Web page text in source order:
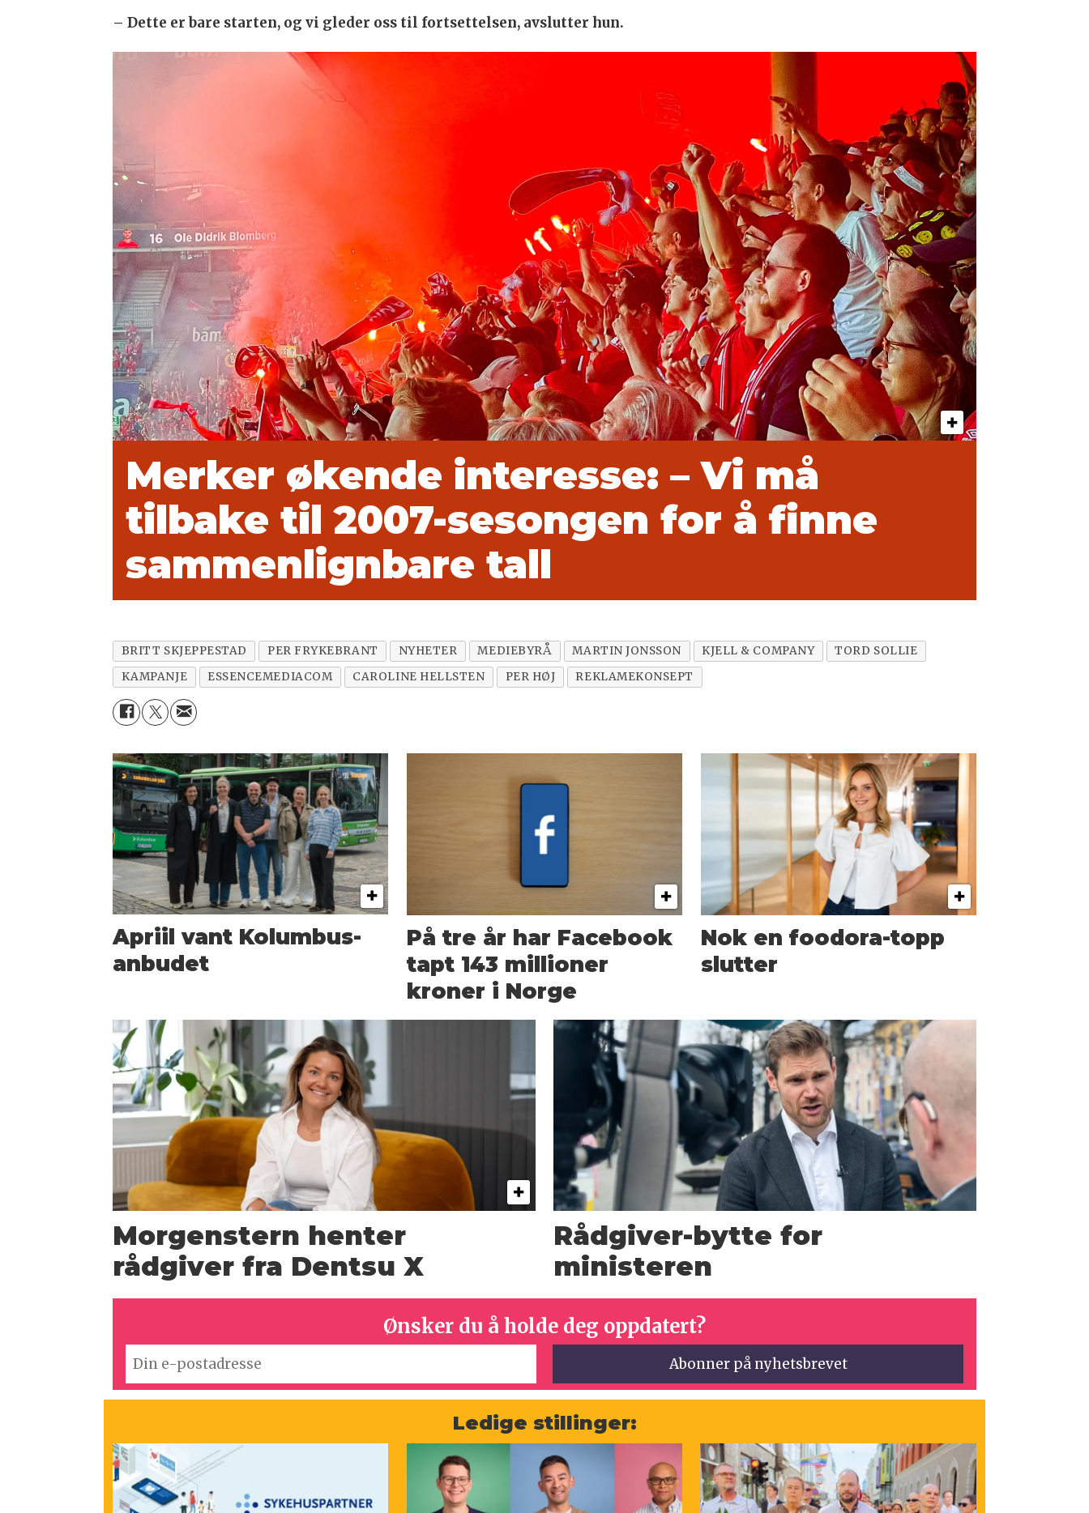
– Dette er bare starten, og vi gleder oss til fortsettelsen, avslutter hun.
Merker økende interesse: – Vi må
tilbake til 2007-sesongen for å finne
sammenlignbare tall
BRITT SKJEPPESTAD PER FRYKEBRANT NYHETER MEDIEBYRÅ MARTIN JONSSON KJELL & COMPANY
TORD SOLLIE
KAMPANJE
ESSENCEMEDIACOM CAROLINE HELLSTEN PER HØJ REKLAMEKONSEPT
Apriil vant Kolumbus-
anbudet
På tre år har Facebook
tapt 143 millioner
kroner i Norge
Nok en foodora-topp
slutter
Morgenstern henter
rådgiver fra Dentsu X
Rådgiver-bytte for
ministeren
Ønsker du å holde deg oppdatert?
Ledige stillinger: